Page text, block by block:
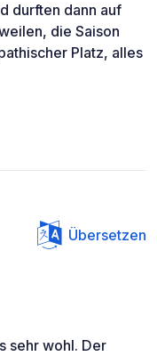
durften dann auf
die Saison
Platz, alles
Übersetzen
sehr wohl. Der